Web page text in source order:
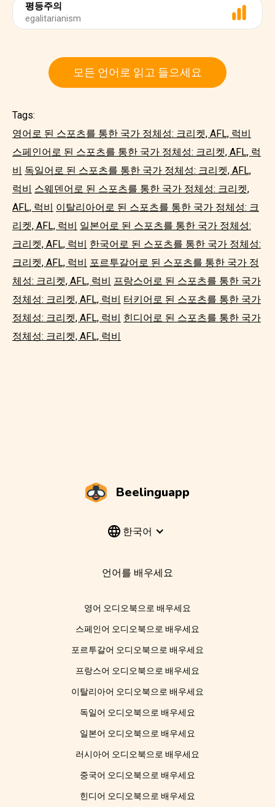
평등주의
egalitarianism
모든 언어로 읽고 들으세요
Tags:
영어로 된 스포츠를 통한 국가 정체성: 크리켓, AFL, 럭비
스페인어로 된 스포츠를 통한 국가 정체성: 크리켓, AFL, 럭
비 독일어로 된 스포츠를 통한 국가 정체성: 크리켓, AFL,
럭비 스웨덴어로 된 스포츠를 통한 국가 정체성: 크리켓,
AFL, 럭비 이탈리아어로 된 스포츠를 통한 국가 정체성: 크
리켓, AFL, 럭비 일본어로 된 스포츠를 통한 국가 정체성:
크리켓, AFL, 럭비 한국어로 된 스포츠를 통한 국가 정체성:
크리켓, AFL, 럭비 포르투갈어로 된 스포츠를 통한 국가 정
체성: 크리켓, AFL, 럭비 프랑스어로 된 스포츠를 통한 국가
정체성: 크리켓, AFL, 럭비 터키어로 된 스포츠를 통한 국가
정체성: 크리켓, AFL, 럭비 힌디어로 된 스포츠를 통한 국가
정체성: 크리켓, AFL, 럭비
Beelinguapp
한국어
언어를 배우세요
영어 오디오북으로 배우세요
스페인어 오디오북으로 배우세요
포르투갈어 오디오북으로 배우세요
프랑스어 오디오북으로 배우세요
이탈리아어 오디오북으로 배우세요
독일어 오디오북으로 배우세요
일본어 오디오북으로 배우세요
러시아어 오디오북으로 배우세요
중국어 오디오북으로 배우세요
힌디어 오디오북으로 배우세요